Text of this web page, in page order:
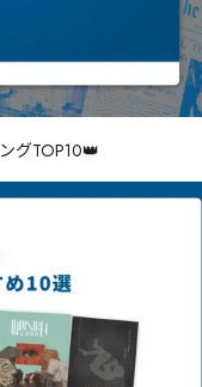
グTOP10👑